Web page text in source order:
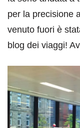
per la precisione
venuto fuori è
blog dei viaggi!